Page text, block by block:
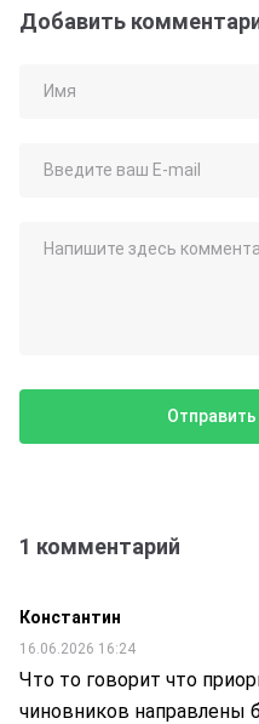
Добавить
1 комментарий
Константин
16.06.2026 16:24
Что то говорит что
чиновников направлены